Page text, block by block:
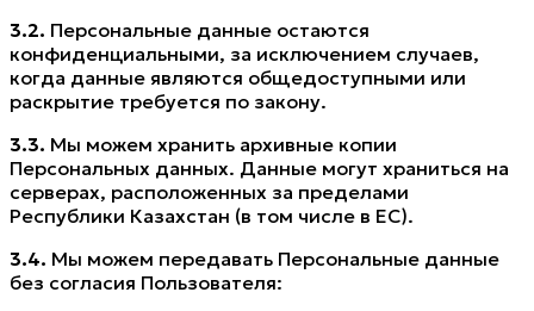
3.2. Персональные данные остаются
конфиденциальными, за исключением случаев,
когда данные являются общедоступными или
раскрытие требуется по закону.
3.3. Мы можем хранить архивные копии
Персональных данных. Данные могут храниться на
серверах, расположенных за пределами
Республики Казахстан (в том числе в ЕС).
3.4. Мы можем передавать Персональные данные
без согласия Пользователя: